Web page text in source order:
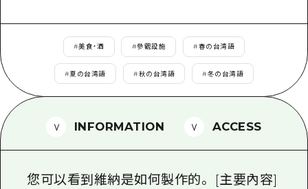
治癒
自然
一日遊
1晚2天
2晚3天
廣島免費 Wi-Fi
面向外國遊客的街角旅遊信息中心
常見問題
#美食・酒 #參觀設施 #春の台湾語
#夏の台湾語 #秋の台湾語 #冬の台湾語
INFORMATION ACCESS
您可以看到維納是如何製作的。 [主要內容]